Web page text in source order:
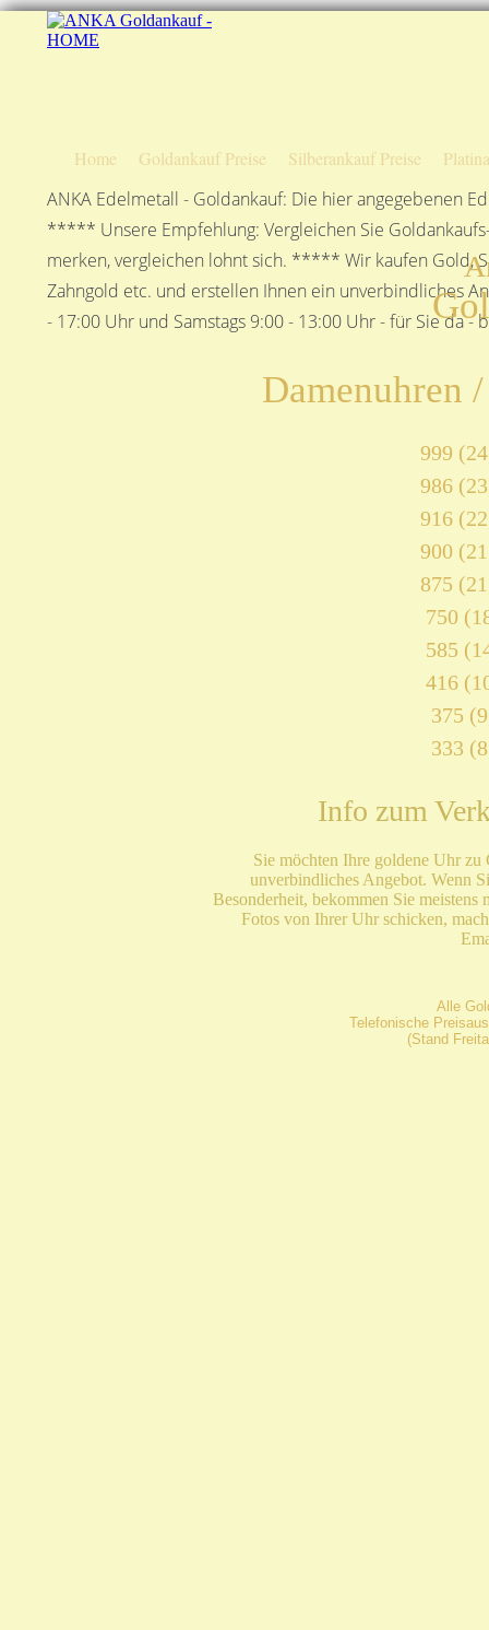
Home Goldankauf Preise Silberankauf Preise
ANKA Edelmetall - Goldankauf: Die hier angegebenen
***** Unsere Empfehlung: Vergleichen Sie
merken, vergleichen lohnt sich. ***** Wir kaufen Gold,
Zahngold etc. und erstellen Ihnen ein unverbindliches
- 17:00 Uhr und Samstags 9:00 - 13:00 Uhr - für Sie
Damenuhren
999
986
916
900
875
750
585
416
375
333
Info zum
Sie möchten Ihre goldene Uhr
unverbindliches Angebot. Wenn
Besonderheit, bekommen Sie
Fotos von Ihrer Uhr schicken,
Alle
Telefonische
(Stand